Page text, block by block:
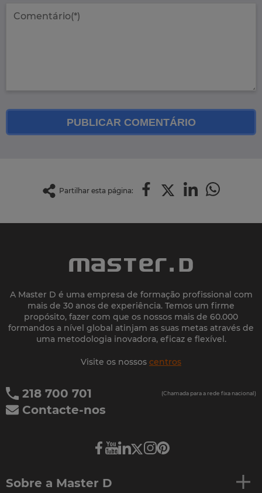
PUBLICAR COMENTÁRIO
Partilhar esta página:
A Master D é uma empresa de formação profissional com
mais de 30 anos de experiência. Temos um firme
propósito, fazer com que os nossos mais de 60.000
formandos a nível global atinjam as suas metas através de
uma metodologia inovadora, eficaz e flexível.
Visite os nossos centros
218 700 701 (Chamada para a rede fixa nacional)
Contacte-nos
Sobre a Master D